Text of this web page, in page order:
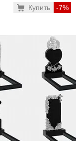
-7%
Купить